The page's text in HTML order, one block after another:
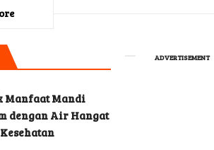
Manfaat Mandi
dengan Air Hangat
ADVERTISEMENT